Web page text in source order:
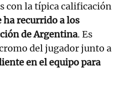
con la típica calificación
ha recurrido a los
de Argentina. Es
del jugador junto a
en el equipo para